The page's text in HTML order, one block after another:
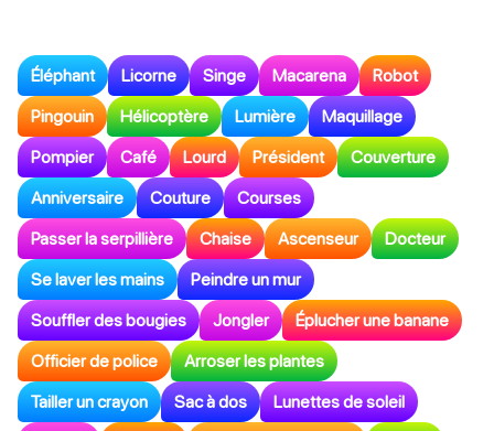
Éléphant Licorne Singe Macarena Robot
Pingouin Hélicoptère Lumière Maquillage
Pompier Café Lourd Président Couverture
Anniversaire Couture Courses
Passer la serpillière Chaise Ascenseur Docteur
Se laver les mains Peindre un mur
Souffler des bougies Jongler Éplucher une banane
Officier de police Arroser les plantes
Tailler un crayon Sac à dos Lunettes de soleil